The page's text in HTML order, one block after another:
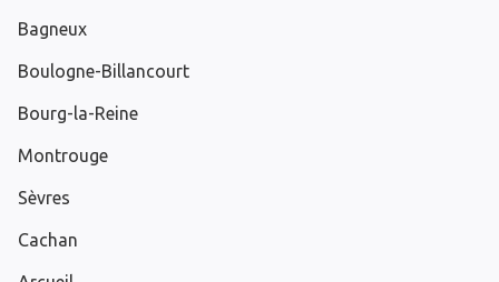
Bagneux
Boulogne-Billancourt
Bourg-la-Reine
Montrouge
Sèvres
Cachan